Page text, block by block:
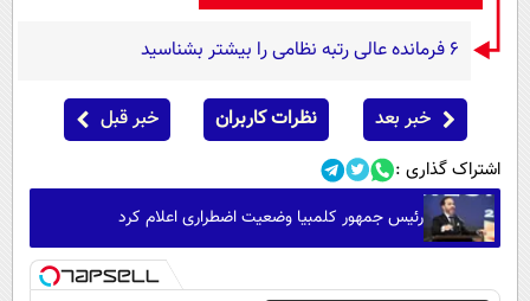
۶ فرمانده عالی رتبه نظامی را بیشتر بشناسید
خبر بعد نظرات کاربران خبر قبل
اشتراک گذاری :
رئیس جمهور کلمبیا وضعیت اضطراری اعلام کرد